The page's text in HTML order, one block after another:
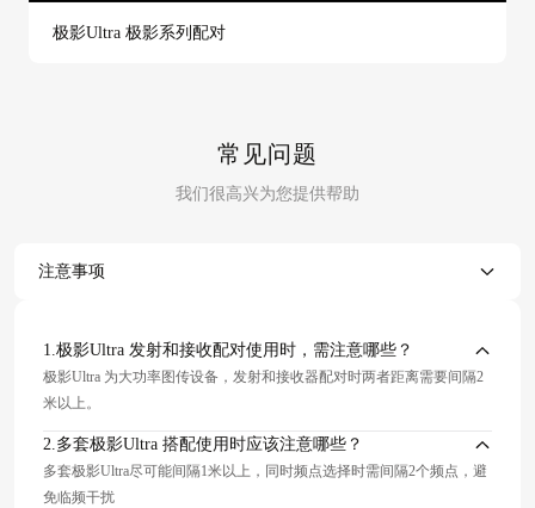
极影Ultra 极影系列配对
常见问题
我们很高兴为您提供帮助
注意事项
1.极影Ultra 发射和接收配对使用时，需注意哪些？
极影Ultra 为大功率图传设备，发射和接收器配对时两者距离需要间隔2
米以上。
2.多套极影Ultra 搭配使用时应该注意哪些？
多套极影Ultra尽可能间隔1米以上，同时频点选择时需间隔2个频点，避
免临频干扰